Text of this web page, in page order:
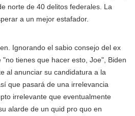
norte de 40 delitos federales. La
a un mejor estafador.
Ignorando el sabio consejo del ex
tienes que hacer esto, Joe", Biden
al anunciar su candidatura a la
que pasará de una irrelevancia
irrelevante que eventualmente
alarde de un quid pro quo en